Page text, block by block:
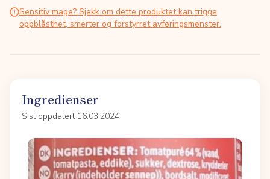
Sensitiv mage? Sjekk om dette produktet kan trigge
oppblåsthet, smerter og forstyrret avføringsmønster.
Ingredienser
Sist oppdatert 16.03.2024